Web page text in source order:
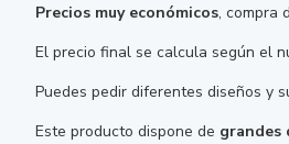
Precios muy económicos, compra
El precio final se calcula según el
Puedes pedir diferentes diseños y
Este producto dispone de grandes